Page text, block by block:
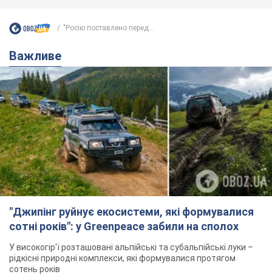
"Росію поставлено перед...
Важливе
"Джипінг руйнує екосистеми, які формувалися
сотні років": у Greenpeace забили на сполох
У високогір'ї розташовані альпійські та субальпійські луки –
рідкісні природні комплекси, які формувалися протягом
сотень років